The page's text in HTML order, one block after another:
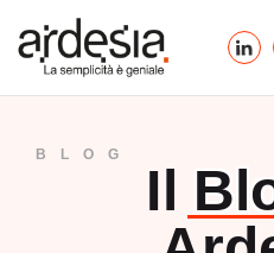
BLOG
Il